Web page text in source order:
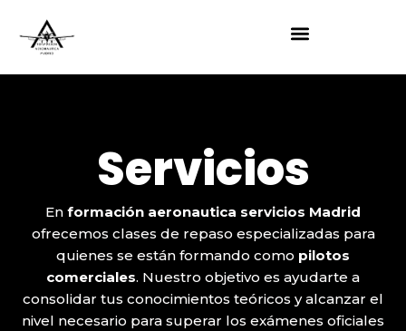
Servicios
En formación aeronautica servicios Madrid
ofrecemos clases de repaso especializadas para
quienes se están formando como pilotos
comerciales. Nuestro objetivo es ayudarte a
consolidar tus conocimientos teóricos y alcanzar el
nivel necesario para superar los exámenes oficiales